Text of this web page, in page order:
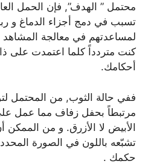
محتمل ” الهدف”, فإن الحمل
تسبب في دمج أجزاء الدماغ و
لمساعدتهم في معالجة المشاهد
كنت متردداً كلما اعتمدت على
أحكامك.
ففي حالة الثوب, من المحتمل
مرتبطاً بحفل زفاف مما عمل
الأبيض لا الأزرق. و من الممكن
تشبّعه باللون في الصورة
حكمك .